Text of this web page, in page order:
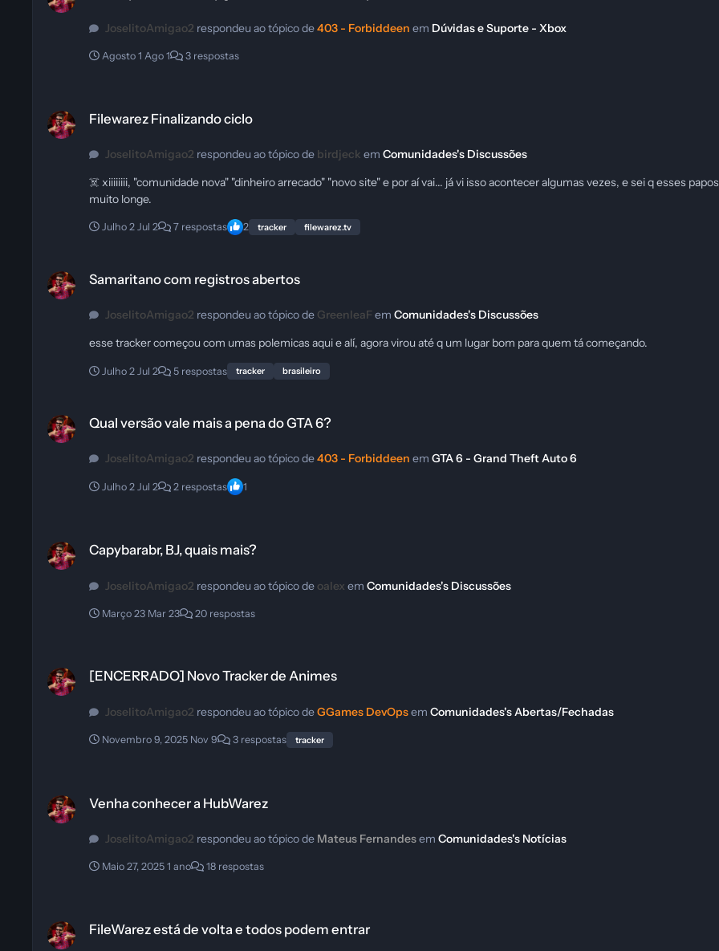
JoselitoAmigao2 respondeu ao tópico de403 - Forbiddeen em Dúvidas e Suporte - Xbox
Agosto 1 Ago 1 3 respostas
Filewarez Finalizando ciclo
JoselitoAmigao2 respondeu ao tópico de birdjeck em Comunidades's Discussões
☠️ xiiiiiiii, "comunidade nova" "dinheiro arrecado" "novo site" e por aí vai... já vi isso acontecer algumas vezes, e sei q esses
muito longe.
Julho 2 Jul 2 7 respostas 2 tracker filewarez.tv
Samaritano com registros abertos
JoselitoAmigao2 respondeu ao tópico de GreenleaFem Comunidades's Discussões
esse tracker começou com umas polemicas aqui e alí, agora virou até q um lugar bom para quem tá começando.
Julho 2 Jul 2 5 respostas tracker brasileiro
Qual versão vale mais a pena do GTA 6?
JoselitoAmigao2 respondeu ao tópico de403 - Forbiddeen em GTA 6 - Grand Theft Auto 6
Julho 2 Jul 2 2 respostas 1
Capybarabr, BJ, quais mais?
JoselitoAmigao2 respondeu ao tópico de oalex em Comunidades's Discussões
Março 23 Mar 23 20 respostas
[ENCERRADO] Novo Tracker de Animes
JoselitoAmigao2 respondeu ao tópico deGGames DevOpsem Comunidades's Abertas/Fechadas
Novembro 9, 2025 Nov 9 3 respostas tracker
Venha conhecer a HubWarez
JoselitoAmigao2 respondeu ao tópico de Mateus Fernandesem Comunidades's Notícias
Maio 27, 2025 1 ano 18 respostas
FileWarez está de volta e todos podem entrar